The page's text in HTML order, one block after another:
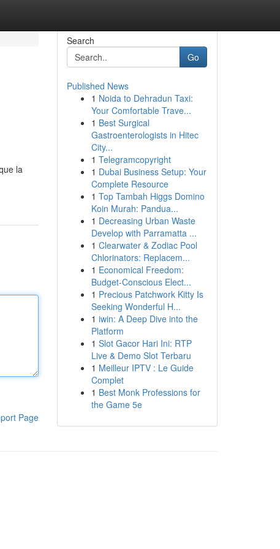
la
Page
Search
Go
Published News
1 Noida to Dehradun Taxi:
Your Comfortable Trave...
1 Best Surgical
Gastroenterologists in Hitec
City...
1 Telegramcopyright
1 Dubai Business Setup: Your
Complete Resource
1 Top Tambah Higgs Domino
Koin Murah: Pandua...
1 Decreasing Urban Waste
Develop with Parramatta ...
1 Clearwater & Zodiac Pool
Chlorinators: Replacem...
1 Economical Freedom:
Budget-Conscious Elect...
1 Precious Patchwork Kitty Is
Seeking Wonderful H...
1 iwin: A Deep Dive into the
Platform
1 Slot Gacor Hari Ini: RTP
Live & Demo Slot Terbaru
1 Meilleur IPTV : Le Guide
Complet
1 Best Monk Professions for
the Game 5e